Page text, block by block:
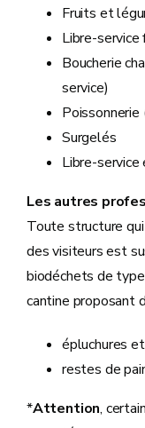
Fruits et
Libre-service
Boucherie
service)
Surgelés
Libre-service
Les autres
Toute structure
des visiteurs est
biodéchets de type
cantine proposant
épluchures
restes de
*Attention,